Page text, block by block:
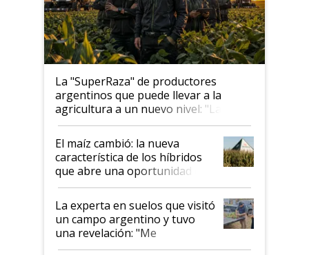
La "SuperRaza" de productores
argentinos que puede llevar a la
agricultura a un nuevo nivel: "Las
posibilidades de crecimiento son
infinitas"
El maíz cambió: la nueva
característica de los híbridos
que abre una oportunidad en
el lote
La experta en suelos que visitó
un campo argentino y tuvo
una revelación: "Me
impresionó mucho"